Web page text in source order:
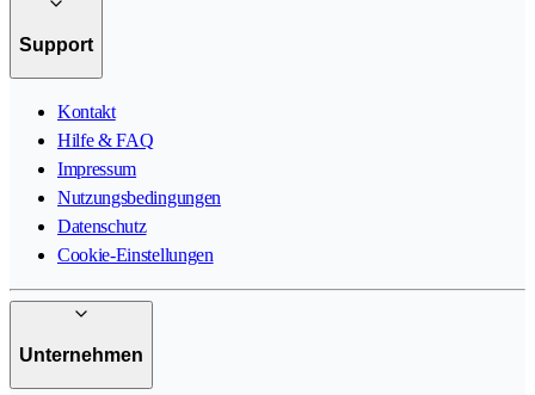
Support
Kontakt
Hilfe & FAQ
Impressum
Nutzungsbedingungen
Datenschutz
Cookie-Einstellungen
Unternehmen